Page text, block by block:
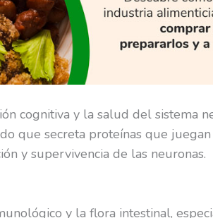
cognitiva y la salud del sistema
que secreta proteínas que
y supervivencia de las neuronas.
y la flora intestinal,